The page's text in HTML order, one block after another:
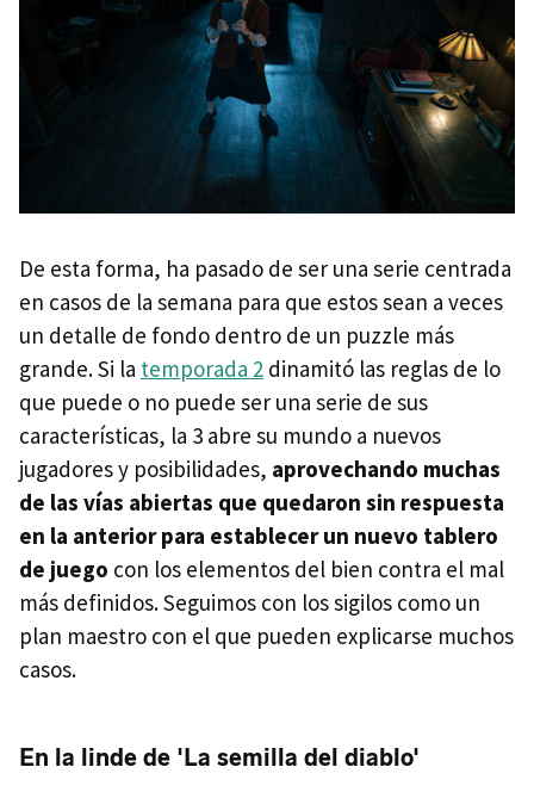
De esta forma, ha pasado de ser una serie centrada
en casos de la semana para que estos sean a veces
un detalle de fondo dentro de un puzzle más
grande. Si la temporada 2 dinamitó las reglas de lo
que puede o no puede ser una serie de sus
características, la 3 abre su mundo a nuevos
jugadores y posibilidades, aprovechando muchas
de las vías abiertas que quedaron sin respuesta
en la anterior para establecer un nuevo tablero
de juego con los elementos del bien contra el mal
más definidos. Seguimos con los sigilos como un
plan maestro con el que pueden explicarse muchos
casos.
En la linde de 'La semilla del diablo'